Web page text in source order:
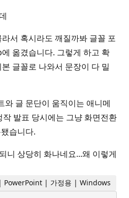
서 혹시라도 깨질까봐 글꼴 포
옮겼습니다. 그렇게 하고 확
글꼴로 나와서 문장이 다 밀
와 글 문단이 움직이는 애니메
발표 당시에는 그냥 화면전환
습니다.
니 상당히 화나네요...왜 이렇게
PowerPoint | 가정용 | Windows